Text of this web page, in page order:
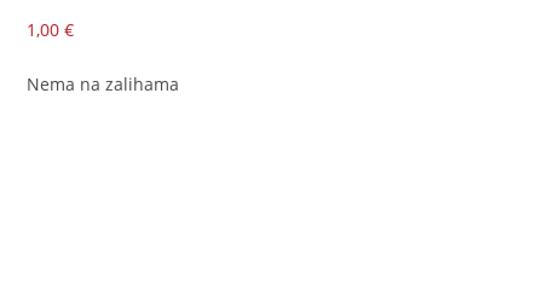
1,00€
Nema na zalihama